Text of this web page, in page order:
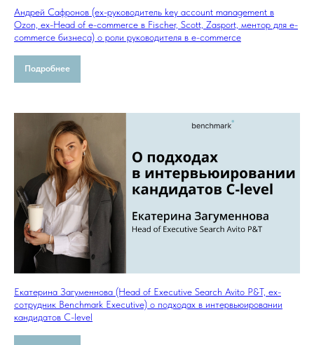
Андрей Сафронов (ex-руководитель key account management в
Ozon, ex-Head of e-commerce в Fischer, Scott, Zasport, ментор для e-
commerce бизнеса) о роли руководителя в e-commerce
Подробнее
Екатерина Загуменнова (Head of Executive Search Avito P&T, ex-
сотрудник Benchmark Executive) о подходах в интервьюировании
кандидатов C-level